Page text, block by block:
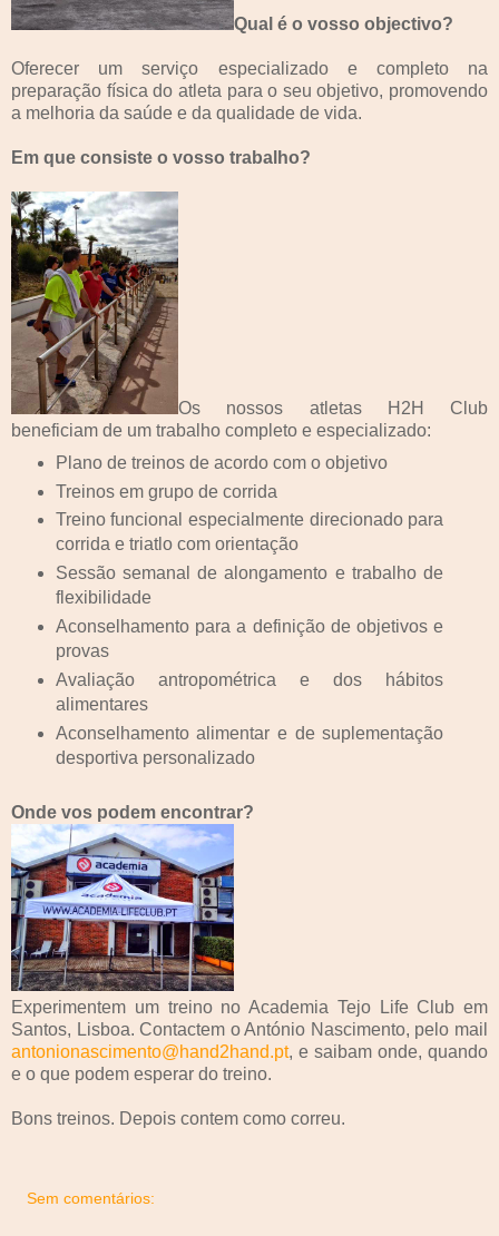
Qual é o vosso objectivo?
Oferecer um serviço especializado e completo na
preparação física do atleta para o seu objetivo, promovendo
a melhoria da saúde e da qualidade de vida.
Em que consiste o vosso trabalho?
Os nossos atletas H2H Club
beneficiam de um trabalho completo e especializado:
Plano de treinos de acordo com o objetivo
Treinos em grupo de corrida
Treino funcional especialmente direcionado para
corrida e triatlo com orientação
Sessão semanal de alongamento e trabalho de
flexibilidade
Aconselhamento para a definição de objetivos e
provas
Avaliação antropométrica e dos hábitos
alimentares
Aconselhamento alimentar e de suplementação
desportiva personalizado
Onde vos podem encontrar?
Experimentem um treino no Academia Tejo Life Club em
Santos, Lisboa. Contactem o António Nascimento, pelo mail
antonionascimento@hand2hand.pt, e saibam onde, quando
e o que podem esperar do treino.
Bons treinos. Depois contem como correu.
Sem comentários: